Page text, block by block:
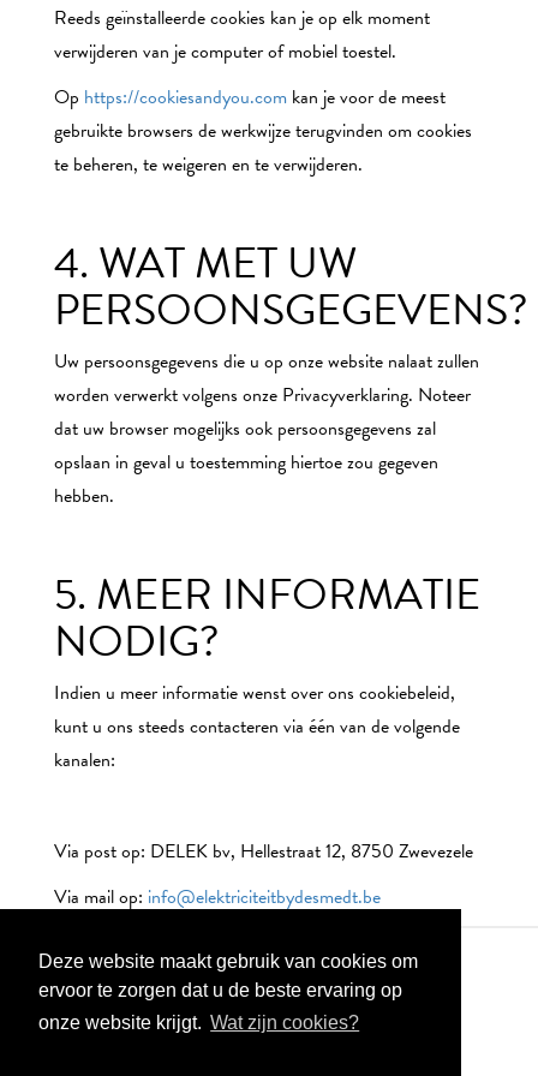
Deze website maakt gebruik van cookies om
ervoor te zorgen dat u de beste ervaring op
onze website krijgt. Wat zijn cookies?
Reeds geïnstalleerde cookies kan je op elk moment
verwijderen van je computer of mobiel toestel.
Op https://cookiesandyou.com kan je voor de meest
gebruikte browsers de werkwijze terugvinden om cookies
te beheren, te weigeren en te verwijderen.
4. WAT MET UW
PERSOONSGEGEVENS?
Uw persoonsgegevens die u op onze website nalaat zullen
worden verwerkt volgens onze Privacyverklaring. Noteer
dat uw browser mogelijks ook persoonsgegevens zal
opslaan in geval u toestemming hiertoe zou gegeven
hebben.
5. MEER INFORMATIE
NODIG?
Indien u meer informatie wenst over ons cookiebeleid,
kunt u ons steeds contacteren via één van de volgende
kanalen:
Via post op: DELEK bv, Hellestraat 12, 8750 Zwevezele
Via mail op: info@elektriciteitbydesmedt.be
Cookie verklaring